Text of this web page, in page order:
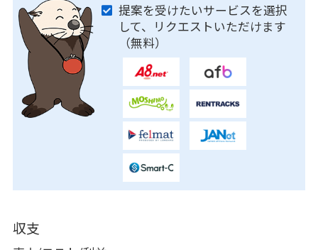
提案を受けたいサービスを選択
して、リクエストいただけます
（無料）
収支